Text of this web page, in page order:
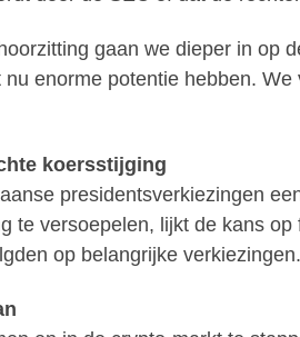
gaan we dieper in op
enorme potentie hebben.
koersstijging
presidentsverkiezingen
te versoepelen, lijkt de kans
op belangrijke verkiezingen.